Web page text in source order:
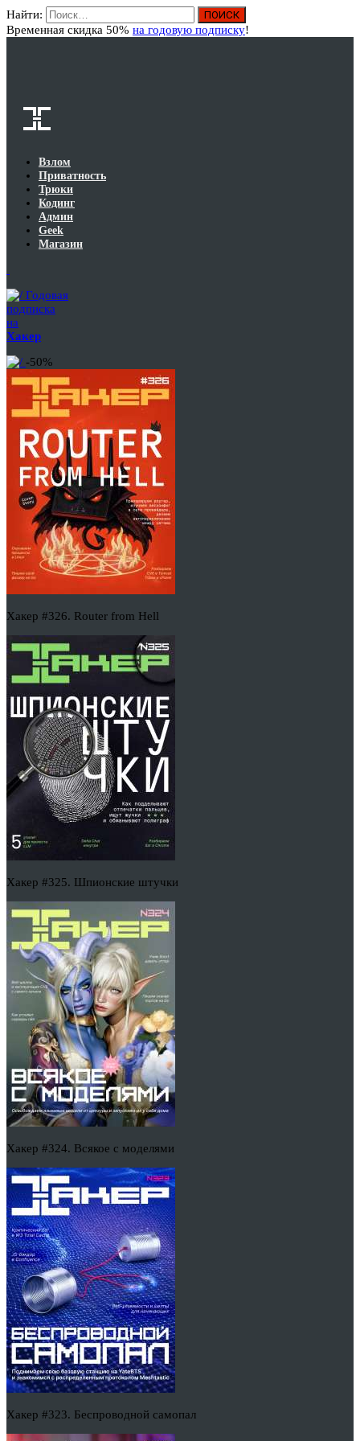
Найти:
Временная скидка 50% на годовую подписку!
Взлом
Приватность
Трюки
Кодинг
Админ
Geek
Магазин
Годовая
подписка
на
Хакер
-50%
Хакер #326. Router from Hell
Хакер #325. Шпионские штучки
Хакер #324. Всякое с моделями
Хакер #323. Беспроводной самопал